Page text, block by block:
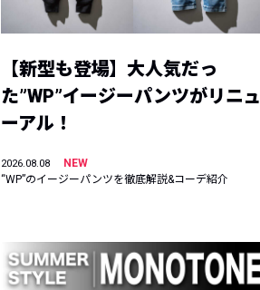
【新型も登場】大人気だっ
た”WP”イージーパンツがリニュ
ーアル！
2026.08.08
NEW
“WP”のイージーパンツを徹底解説&コーデ紹介